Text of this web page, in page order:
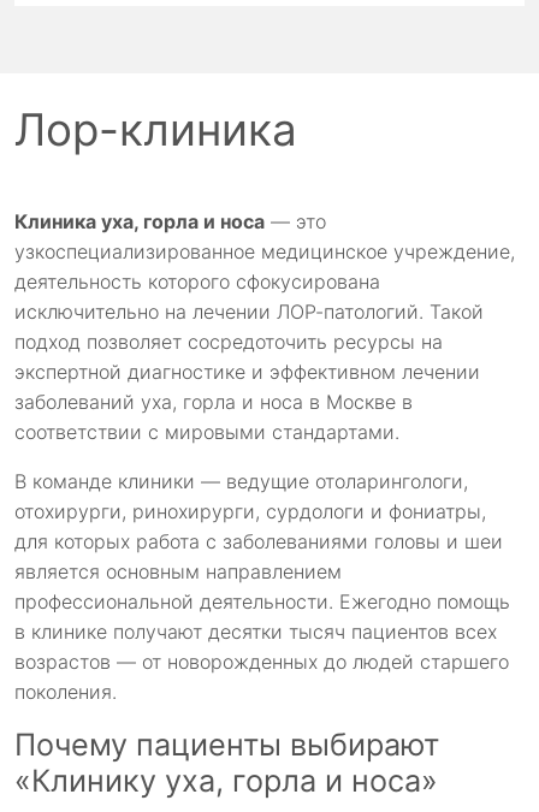
Лор-клиника
Клиника уха, горла и носа — это
узкоспециализированное медицинское учреждение,
деятельность которого сфокусирована
исключительно на лечении ЛОР-патологий. Такой
подход позволяет сосредоточить ресурсы на
экспертной диагностике и эффективном лечении
заболеваний уха, горла и носа в Москве в
соответствии с мировыми стандартами.
В команде клиники — ведущие отоларингологи,
отохирурги, ринохирурги, сурдологи и фониатры,
для которых работа с заболеваниями головы и шеи
является основным направлением
профессиональной деятельности. Ежегодно помощь
в клинике получают десятки тысяч пациентов всех
возрастов — от новорожденных до людей старшего
поколения.
Почему пациенты выбирают
«Клинику уха, горла и носа»